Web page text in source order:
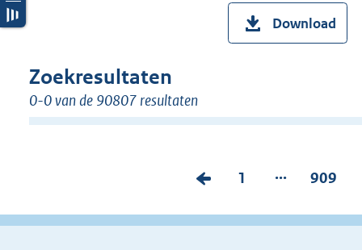
Download
Zoekresultaten
0-0 van de 90807 resultaten
V
r
P
g
1 ...
P
g
909